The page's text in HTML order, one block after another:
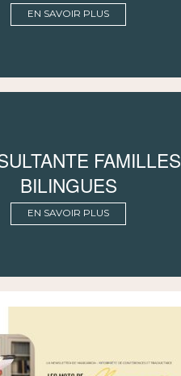
EN SAVOIR PLUS
FAMILLES
BILINGUES
EN SAVOIR PLUS